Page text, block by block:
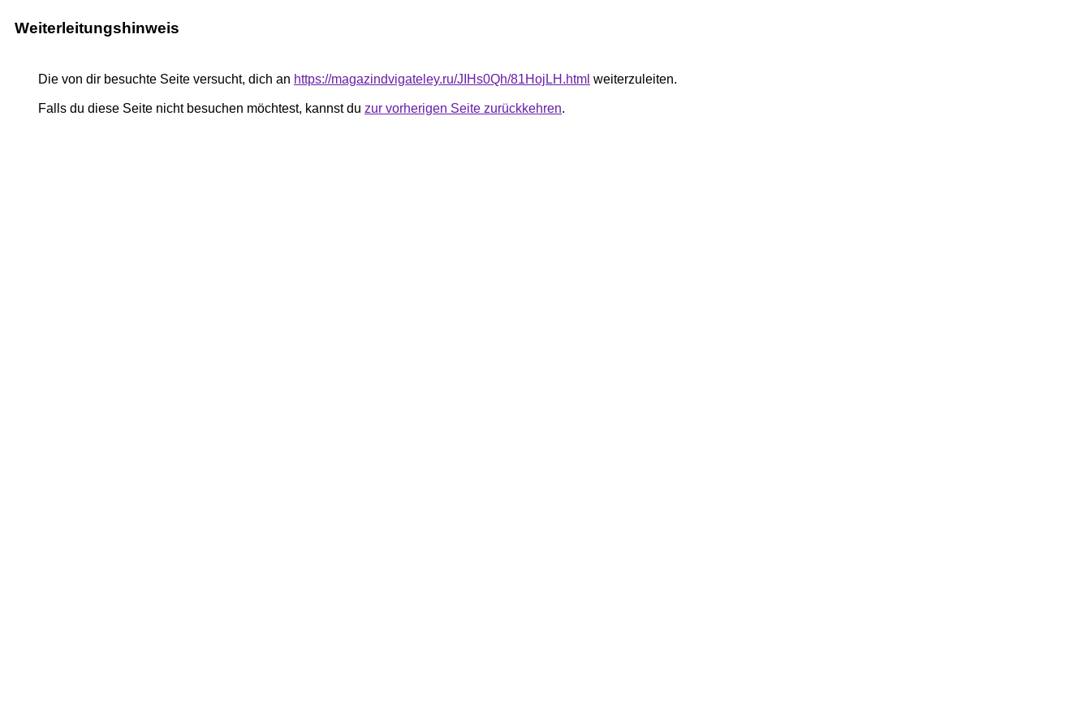
Weiterleitungshinweis
Die von dir besuchte Seite versucht, dich an https://magazindvigateley.ru/JIHs0Qh/81HojLH.html weiterzuleiten.
Falls du diese Seite nicht besuchen möchtest, kannst du zur vorherigen Seite zurückkehren.